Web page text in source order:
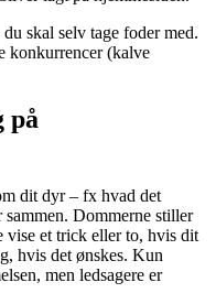
skal selv tage foder med.
konkurrencer (kalve
på
dit dyr – fx hvad det
sammen. Dommerne stiller
vise et trick eller to, hvis dit
hvis det ønskes. Kun
men ledsagere er